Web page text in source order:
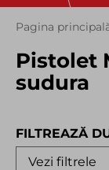
Pagina
Pistolet
sudura
FILTREAZĂ
Vezi filtrele